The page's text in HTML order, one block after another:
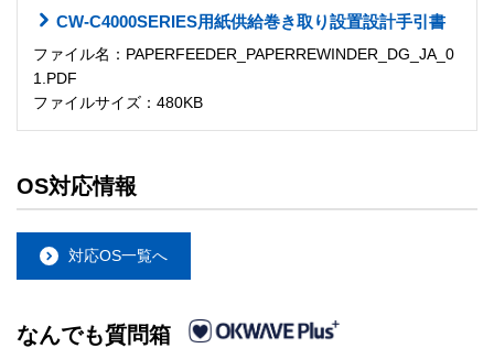
CW-C4000SERIES用紙供給巻き取り設置設計手引書
ファイル名：PAPERFEEDER_PAPERREWINDER_DG_JA_0
1.PDF
ファイルサイズ：480KB
OS対応情報
対応OS一覧へ
なんでも質問箱